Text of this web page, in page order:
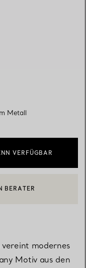
Metall
VERFÜGBAR
ODER EINEN
modernes
Motiv aus den